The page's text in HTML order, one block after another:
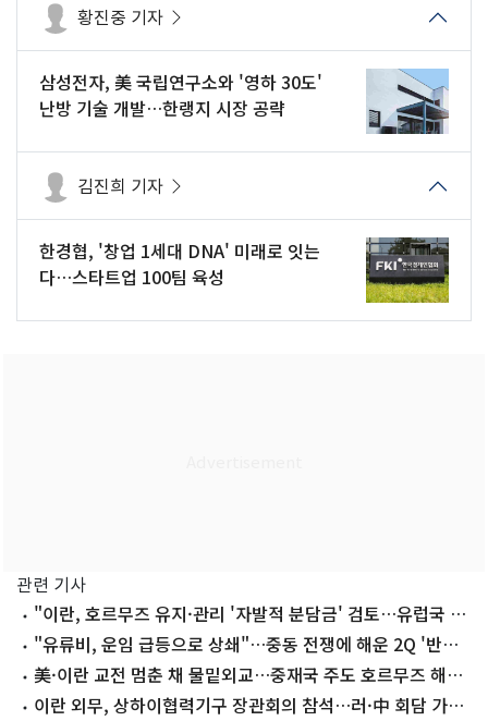
황진중 기자
삼성전자, 美 국립연구소와 '영하 30도'
난방 기술 개발…한랭지 시장 공략
김진희 기자
한경협, '창업 1세대 DNA' 미래로 잇는
다…스타트업 100팀 육성
관련 기사
"이란, 호르무즈 유지·관리 '자발적 분담금' 검토…유럽국 부
담""유류비, 운임 급등으로 상쇄"…중동 전쟁에 해운 2Q '반사
이익'
美·이란 교전 멈춘 채 물밑외교…중재국 주도 호르무즈 해법
모색이란 외무, 상하이협력기구 장관회의 참석…러·中 회담 가능